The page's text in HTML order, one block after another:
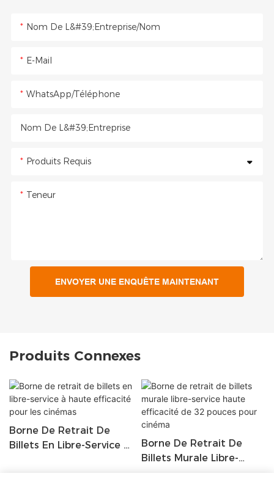
Nom De L&#39;entreprise/Nom
E-Mail
WhatsApp/Téléphone
Nom De L&#39;entreprise
Produits Requis
Teneur
ENVOYER UNE ENQUÊTE MAINTENANT
Produits Connexes
Borne De Retrait De
Billets En Libre-Service À
Borne De Retrait De
Billets Murale Libre-